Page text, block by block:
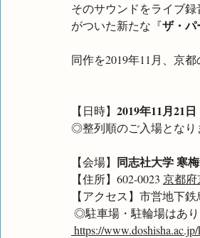
そのサウンドをライブ
がついた新たな『ザ・パ
同作を2019年11月、京都
【日時】 2019年11月21日
◎整列順のご入場となり
【会場】 同志社大学 寒
【住所】602-0023 京都府
【アクセス】市営地下
◎駐車場・駐輪場はあり
https://